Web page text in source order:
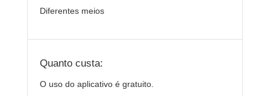
Diferentes meios
Quanto custa:
O uso do aplicativo é gratuito.